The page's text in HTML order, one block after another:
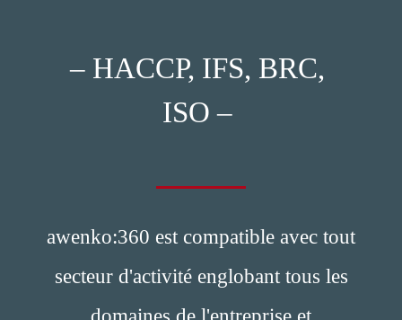
– HACCP, IFS, BRC,
ISO –
awenko:360 est compatible avec tout
secteur d'activité englobant tous les